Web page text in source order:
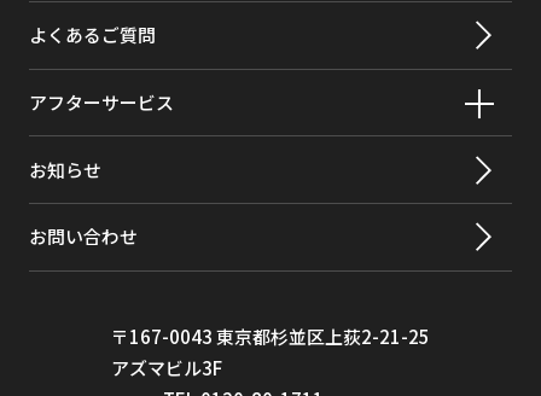
よくあるご質問
アフターサービス
お知らせ
お問い合わせ
〒167-0043 東京都杉並区上荻2-21-25
アズマビル3F